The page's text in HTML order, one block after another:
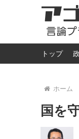
トップ
ホーム
国を